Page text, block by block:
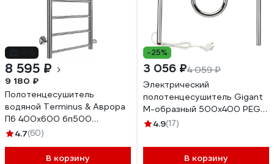
8 595 ₽
9 180 ₽
Полотенцесушитель
водяной Terminus & Аврора
П6 400x600 бп500
4670078529862
4.7(60)
В корзину
-25%
3 056 ₽4 059 ₽
Электрический
полотенцесушитель Gigant
М-образный 500x400 PEG-
04-00
4.9(17)
В корзину